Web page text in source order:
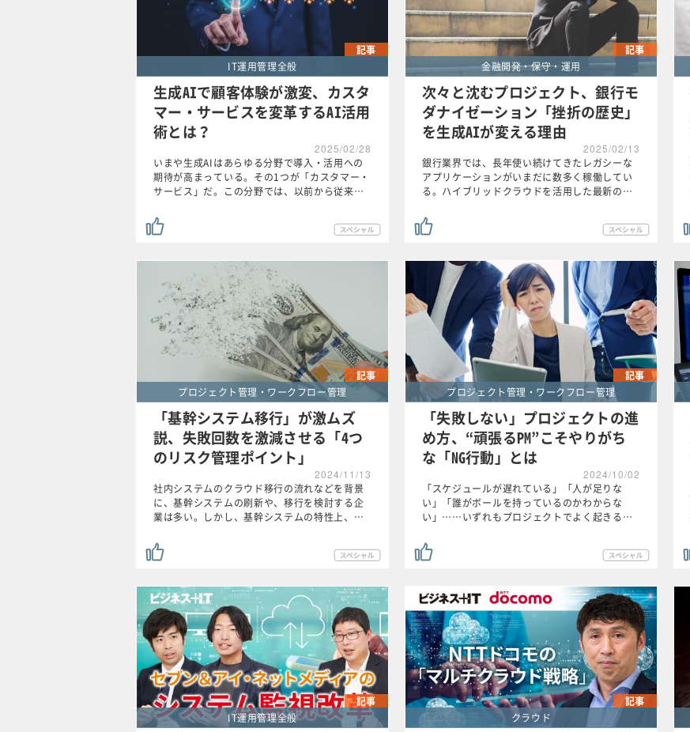
記事
IT運用管理全般
生成AIで顧客体験が激変、カスタ
マー・サービスを変革するAI活用
術とは？
2025/02/28
いまや生成AIはあらゆる分野で導入・活用への
期待が高まっている。その1つが「カスタマー・
サービス」だ。この分野では、以前から従来…
記事
金融開発・保守・運用
次々と沈むプロジェクト、銀行モ
ダナイゼーション「挫折の歴史」
を生成AIが変える理由
2025/02/13
銀行業界では、長年使い続けてきたレガシーな
アプリケーションがいまだに数多く稼働してい
る。ハイブリッドクラウドを活用した最新の…
記事
プロジェクト管理・ワークフロー管理
「基幹システム移行」が激ムズ
説、失敗回数を激減させる「4つ
のリスク管理ポイント」
2024/11/13
社内システムのクラウド移行の流れなどを背景
に、基幹システムの刷新や、移行を検討する企
業は多い。しかし、基幹システムの特性上、…
記事
プロジェクト管理・ワークフロー管理
「失敗しない」プロジェクトの進
め方、“頑張るPM”こそやりがち
な「NG行動」とは
2024/10/02
「スケジュールが遅れている」「人が足りな
い」「誰がボールを持っているのかわからな
い」……いずれもプロジェクトでよく起きる…
記事
IT運用管理全般
記事
クラウド